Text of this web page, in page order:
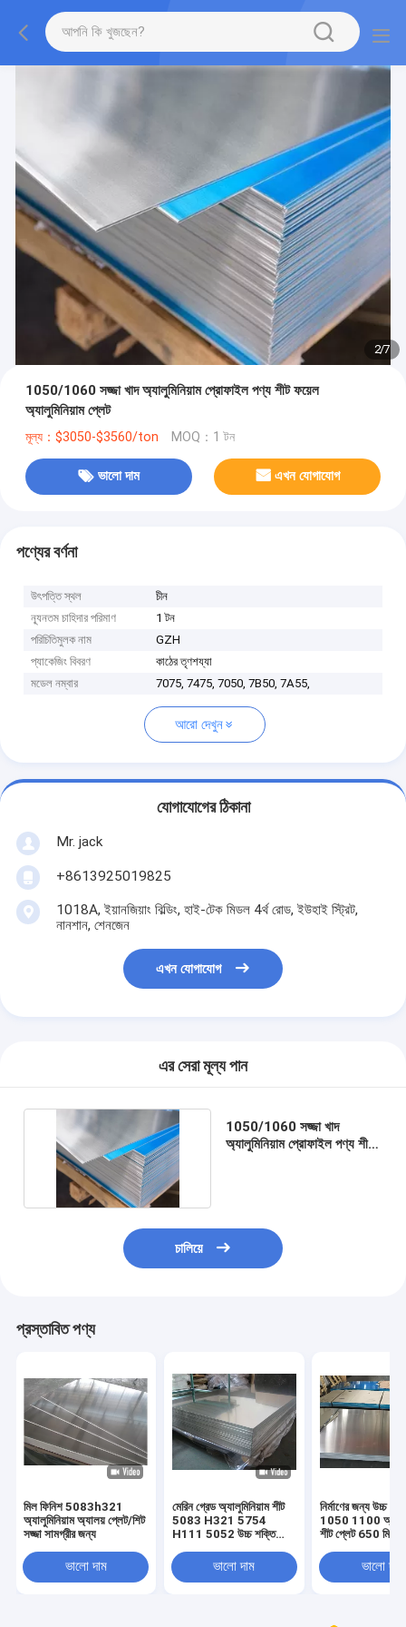
2/7
1050/1060 সজ্জা খাদ অ্যালুমিনিয়াম প্রোফাইল পণ্য শীট ফয়েল
অ্যালুমিনিয়াম প্লেট
মূল্য：$3050-$3560/ton MOQ：1 টন
ভালো দাম এখন যোগাযোগ
পণ্যের বর্ণনা
উৎপত্তি স্থল
চীন
ন্যূনতম চাহিদার পরিমাণ
1 টন
পরিচিতিমুলক নাম
GZH
প্যাকেজিং বিবরণ
কাঠের তৃণশয্যা
মডেল নম্বার
7075, 7475, 7050, 7B50, 7A55,
আরো দেখুন
যোগাযোগের ঠিকানা
Mr. jack
+8613925019825
1018A, ইয়ানজিয়াং বিল্ডিং, হাই-টেক মিডল 4র্থ রোড, ইউহাই স্ট্রিট,
নানশান, শেনজেন
এখন যোগাযোগ
এর সেরা মূল্য পান
1050/1060 সজ্জা খাদ
অ্যালুমিনিয়াম প্রোফাইল পণ্য শীট
চালিয়ে
প্রস্তাবিত পণ্য
মিল ফিনিশ 5083h321
অ্যালুমিনিয়াম অ্যালয় প্লেট/শিট
সজ্জা সামগ্রীর জন্য
ভালো দাম
মেরিন গ্রেড অ্যালুমিনিয়াম শীট
5083 H321 5754
H111 5052 উচ্চ শক্তি
ভালো দাম
নির্মাণের জন্য উচ্চ
1050 1100
শীট প্লেট 650 মিমি
ভালো দাম